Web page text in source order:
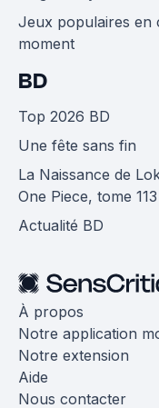
Jeux populaires en
moment
BD
Top 2026 BD
Une fête sans fin
La Naissance de
One Piece, tome 113
Actualité BD
À propos
Notre application
Notre extension
Aide
Nous contacter